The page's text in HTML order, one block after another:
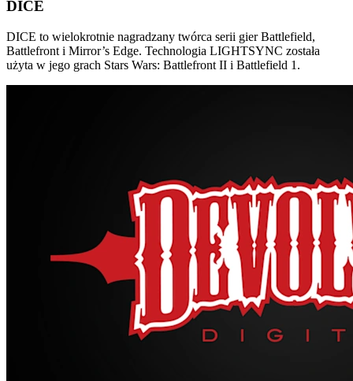
DICE
DICE to wielokrotnie nagradzany twórca serii gier Battlefield,
Battlefront i Mirror’s Edge. Technologia LIGHTSYNC została
użyta w jego grach Stars Wars: Battlefront II i Battlefield 1.